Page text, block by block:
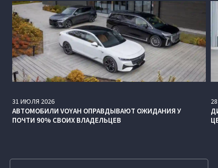
31 ИЮЛЯ 2026
АВТОМОБИЛИ VOYAH ОПРАВДЫВАЮТ ОЖИДАНИЯ У
ПОЧТИ 90% СВОИХ ВЛАДЕЛЬЦЕВ
28